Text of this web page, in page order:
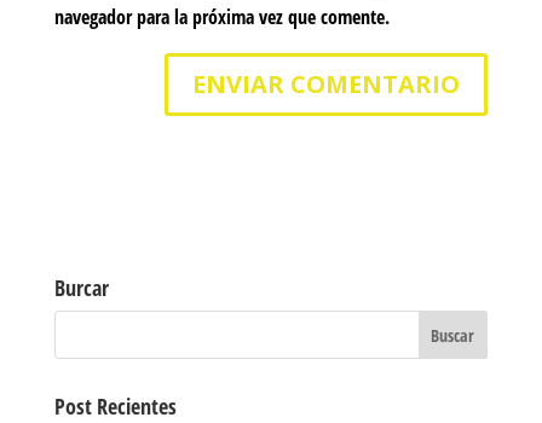
navegador para la próxima vez que comente.
Burcar
Post Recientes